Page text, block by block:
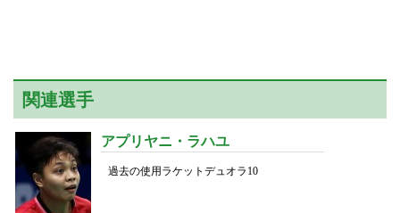
関連選手
アプリヤニ・ラハユ
過去の使用ラケットデュオラ10